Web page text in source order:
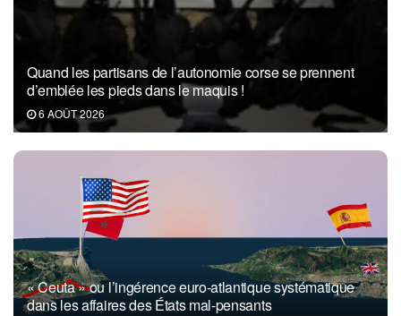
Quand les partisans de l’autonomie corse se prennent
d’emblée les pieds dans le maquis !
6 AOÛT 2026
« Ceuta » ou l’ingérence euro-atlantique systématique
dans les affaires des États mal-pensants